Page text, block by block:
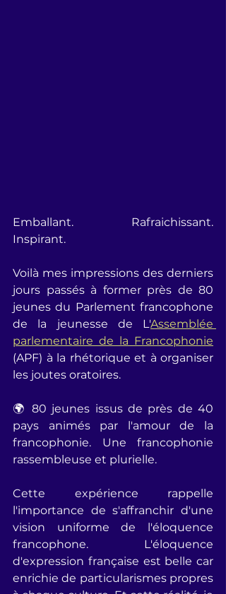
Emballant. Rafraichissant.
Inspirant.
Voilà mes impressions des derniers
jours passés à former près de 80
jeunes du Parlement francophone
de la jeunesse de L'Assemblée
parlementaire de la Francophonie
(APF) à la rhétorique et à organiser
les joutes oratoires.
🌍 80 jeunes issus de près de 40
pays animés par l'amour de la
francophonie. Une francophonie
rassembleuse et plurielle.
Cette expérience rappelle
l'importance de s'affranchir d'une
vision uniforme de l'éloquence
francophone. L'éloquence
d'expression française est belle car
enrichie de particularismes propres